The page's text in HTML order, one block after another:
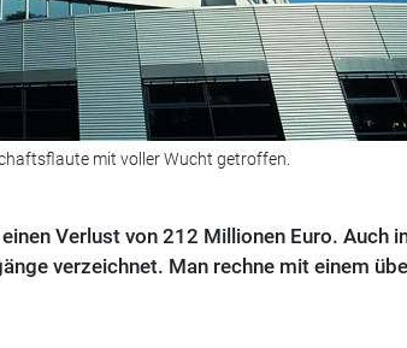
mit voller Wucht getroffen.
Verlust von 212 Millionen Euro. Auch
verzeichnet. Man rechne mit einem